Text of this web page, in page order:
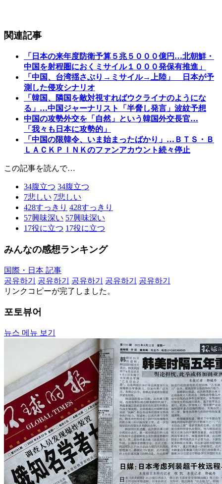
関連記事
「日本の来年度防衛予算５兆５０００億円…北朝鮮・
中国を射程圏におくミサイル１０００発保有推進」
「中国、台湾揺さぶり→ミサイル→上陸」 日本が予
測した侵攻シナリオ
「韓国、隣国を敵対視すればウクライナのようにな
る」…中国ジャーナリスト「半脅し発言」波紋予想
中国の攻勢外交を「自然」という韓国外交長官…
「我々も日本に攻勢的」
「中国の限韓令、いま始まったばかり」…ＢＴＳ・Ｂ
ＬＡＣＫＰＩＮＫのファンアカウント続々停止
この記事を読んで…
34腹立つ 34腹立つ
7悲しい 7悲しい
428すっきり 428すっきり
57興味深い 57興味深い
17役に立つ 17役に立つ
みんなの感想ランキング
国際・日本 記事
공유하기
공유하기 공유하기 공유하기
공유하기
リンクコピーが完了しました。
포토뷰어
뉴스 메뉴 보기